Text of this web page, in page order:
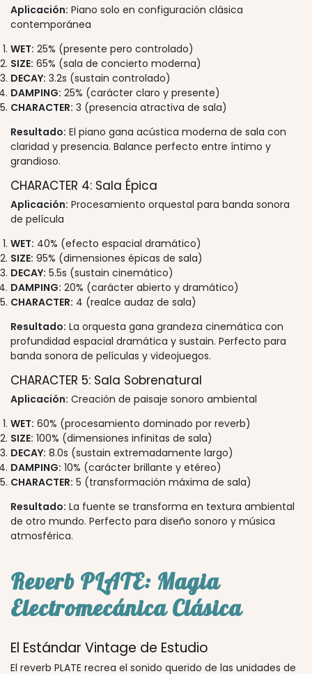
Aplicación: Piano solo en configuración clásica
contemporánea
WET: 25% (presente pero controlado)
SIZE: 65% (sala de concierto moderna)
DECAY: 3.2s (sustain controlado)
DAMPING: 25% (carácter claro y presente)
CHARACTER: 3 (presencia atractiva de sala)
Resultado: El piano gana acústica moderna de sala con
claridad y presencia. Balance perfecto entre íntimo y
grandioso.
CHARACTER 4: Sala Épica
Aplicación: Procesamiento orquestal para banda sonora
de película
WET: 40% (efecto espacial dramático)
SIZE: 95% (dimensiones épicas de sala)
DECAY: 5.5s (sustain cinemático)
DAMPING: 20% (carácter abierto y dramático)
CHARACTER: 4 (realce audaz de sala)
Resultado: La orquesta gana grandeza cinemática con
profundidad espacial dramática y sustain. Perfecto para
banda sonora de películas y videojuegos.
CHARACTER 5: Sala Sobrenatural
Aplicación: Creación de paisaje sonoro ambiental
WET: 60% (procesamiento dominado por reverb)
SIZE: 100% (dimensiones infinitas de sala)
DECAY: 8.0s (sustain extremadamente largo)
DAMPING: 10% (carácter brillante y etéreo)
CHARACTER: 5 (transformación máxima de sala)
Resultado: La fuente se transforma en textura ambiental
de otro mundo. Perfecto para diseño sonoro y música
atmosférica.
Reverb PLATE: Magia
Electromecánica Clásica
El Estándar Vintage de Estudio
El reverb PLATE recrea el sonido querido de las unidades de